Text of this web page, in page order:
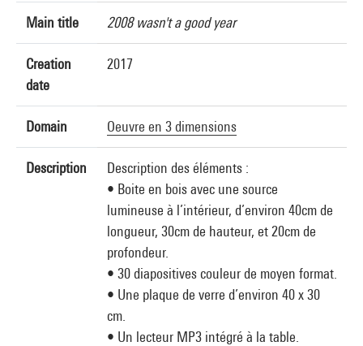
Main title 2008 wasn't a good year
Creation
date
2017
Domain Oeuvre en 3 dimensions
Description
Description des éléments :
• Boite en bois avec une source
lumineuse à l’intérieur, d’environ 40cm de
longueur, 30cm de hauteur, et 20cm de
profondeur.
• 30 diapositives couleur de moyen format.
• Une plaque de verre d’environ 40 x 30
cm.
• Un lecteur MP3 intégré à la table.